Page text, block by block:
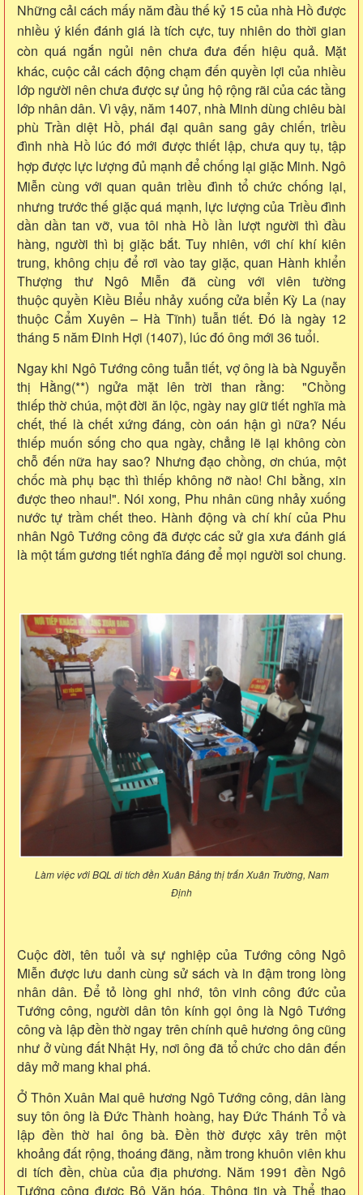
Những cải cách mấy năm đầu thế kỷ 15 của nhà Hồ được
nhiều ý kiến đánh giá là tích cực, tuy nhiên do thời gian
còn quá ngắn ngủi nên chưa đưa đến hiệu quả. Mặt
khác, cuộc cải cách động chạm đến quyền lợi của nhiều
lớp người nên chưa được sự ủng hộ rộng rãi của các tầng
lớp nhân dân. Vì vậy, năm 1407, nhà Minh dùng chiêu bài
phù Trần diệt Hồ, phái đại quân sang gây chiến, triều
đình nhà Hồ lúc đó mới được thiết lập, chưa quy tụ, tập
hợp được lực lượng đủ mạnh để chống lại giặc Minh. Ngô
Miễn cùng với quan quân triều đình tổ chức chống lại,
nhưng trước thế giặc quá mạnh, lực lượng của Triều đình
dần dần tan vỡ, vua tôi nhà Hồ lần lượt người thì đầu
hàng, người thì bị giặc bắt. Tuy nhiên, với chí khí kiên
trung, không chịu để rơi vào tay giặc, quan Hành khiển
Thượng thư Ngô Miễn đã cùng với viên tường
thuộc quyền Kiều Biểu nhảy xuống cửa biển Kỳ La (nay
thuộc Cẩm Xuyên – Hà Tĩnh) tuẫn tiết. Đó là ngày 12
tháng 5 năm Đinh Hợi (1407), lúc đó ông mới 36 tuổi.
Ngay khi Ngô Tướng công tuẫn tiết, vợ ông là bà Nguyễn
thị Hằng(**) ngửa mặt lên trời than rằng: "Chồng
thiếp thờ chúa, một đời ăn lộc, ngày nay giữ tiết nghĩa mà
chết, thế là chết xứng đáng, còn oán hận gì nữa? Nếu
thiếp muốn sống cho qua ngày, chẳng lẽ lại không còn
chỗ đến nữa hay sao? Nhưng đạo chồng, ơn chúa, một
chốc mà phụ bạc thì thiếp không nỡ nào! Chi bằng, xin
được theo nhau!". Nói xong, Phu nhân cũng nhảy xuống
nướctự trầm chết theo. Hành động và chí khí của Phu
nhân Ngô Tướng công đã được các sử gia xưa đánh giá
là một tấm gương tiết nghĩa đáng để mọi người soi chung.
Làm việc với BQL di tích đền Xuân Bảng thị trấn Xuân Trường, Nam
Định
Cuộc đời, tên tuổi và sự nghiệp của Tướng công Ngô
Miễn được lưu danh cùng sử sách và in đậm trong lòng
nhân dân. Để tỏ lòng ghi nhớ, tôn vinh công đức của
Tướng công, người dân tôn kính gọi ông là Ngô Tướng
công và lập đền thờ ngay trên chính quê hương ông cũng
như ở vùng đất Nhật Hy, nơi ông đã tổ chức cho dân đến
dây mở mang khai phá.
Ở Thôn Xuân Mai quê hương Ngô Tướng công, dân làng
suy tôn ông là Đức Thành hoàng, hay Đức Thánh Tổ và
lập đền thờ hai ông bà. Đền thờ được xây trên một
khoảng đất rộng, thoáng đãng, nằm trong khuôn viên khu
di tích đền, chùa của địa phương. Năm 1991 đền Ngô
Tướng công được Bộ Văn hóa, Thông tin và Thể thao